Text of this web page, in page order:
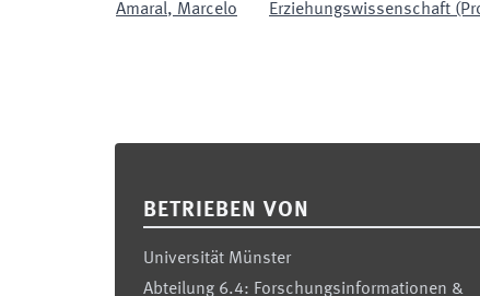
Amaral, Marcelo
Erziehungswissenschaft
BETRIEBEN VON
Universität Münster
Abteilung 6.4: Forschungsinformationen &